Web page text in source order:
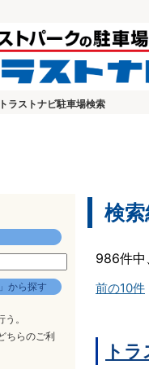
ラストナビ駐車場検索
から探す
。
ちらのご利
検
986件中
前の10件
ト